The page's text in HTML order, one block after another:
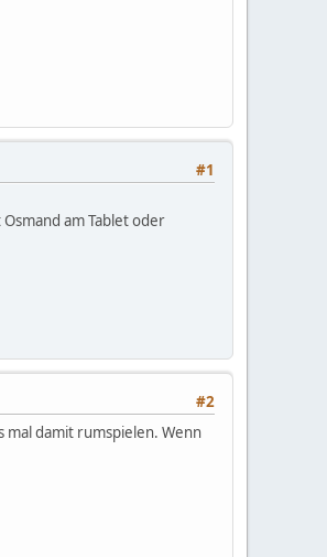
#1
am Tablet oder
#2
mal damit rumspielen. Wenn